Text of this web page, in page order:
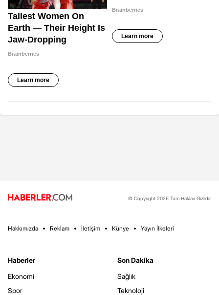
© Copyright 2026 Tüm Hakları Gizlidir.
Hakkımızda Reklam İletişim Künye Yayın İlkeleri
Haberler
Ekonomi
Spor
Son Dakika
Sağlık
Teknoloji